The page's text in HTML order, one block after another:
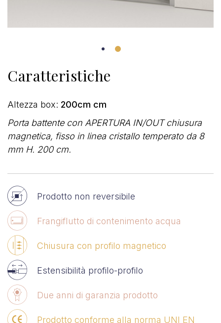
Caratteristiche
Altezza box: 200cm cm
Porta battente con APERTURA IN/OUT chiusura
magnetica, fisso in linea cristallo temperato da 8
mm H. 200 cm.
Prodotto non reversibile
Frangiflutto di contenimento acqua
Chiusura con profilo magnetico
Estensibilità profilo-profilo
Due anni di garanzia prodotto
Prodotto conforme alla norma UNI EN